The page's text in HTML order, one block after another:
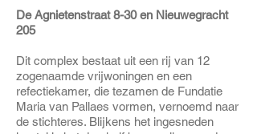
De Agnietenstraat 8-30 en Nieuwegracht
205
Dit complex bestaat uit een rij van 12
zogenaamde vrijwoningen en een
refectiekamer, die tezamen de Fundatie
Maria van Pallaes vormen, vernoemd naar
de stichteres. Blijkens het ingesneden